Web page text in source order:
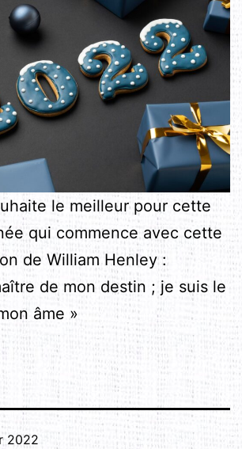
le meilleur pour cette
qui commence avec cette
de William Henley :
de mon destin ; je suis le
âme »
2022